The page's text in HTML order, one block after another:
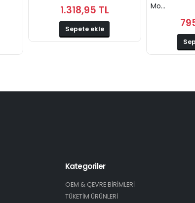
1.318,95 TL
Sepete ekle
Mo...
Kategoriler
OEM & ÇEVRE BİRİMLERİ
TÜKETİM ÜRÜNLERİ